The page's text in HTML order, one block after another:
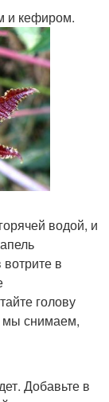
и кефиром.
водой, и
в
голову
мы снимаем,
Добавьте в